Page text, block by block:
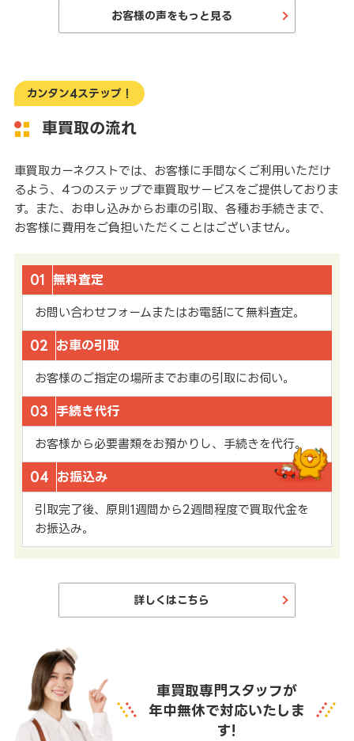
お客様の声をもっと見る
カンタン4ステップ！
車買取の流れ
車買取カーネクストでは、お客様に手間なくご利用いただけ
るよう、4つのステップで車買取サービスをご提供しておりま
す。また、お申し込みからお車の引取、各種お手続きまで、
お客様に費用をご負担いただくことはございません。
01 無料査定
お問い合わせフォームまたはお電話にて無料査定。
02 お車の引取
お客様のご指定の場所までお車の引取にお伺い。
03 手続き代行
お客様から必要書類をお預かりし、手続きを代行。
04 お振込み
引取完了後、原則1週間から2週間程度で買取代金を
お振込み。
詳しくはこちら
車買取専門スタッフが
年中無休で対応いたしま
す!